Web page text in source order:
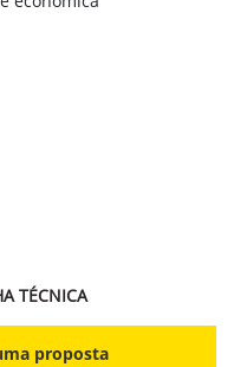
TÉCNICA
proposta